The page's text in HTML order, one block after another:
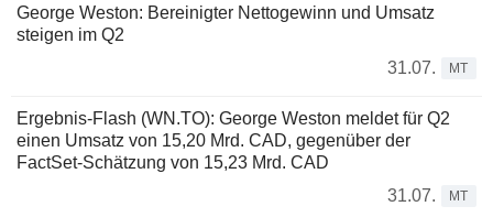
George Weston: Bereinigter Nettogewinn und Umsatz
steigen im Q2
31.07.
MT
Ergebnis-Flash (WN.TO): George Weston meldet für Q2
einen Umsatz von 15,20 Mrd. CAD, gegenüber der
FactSet-Schätzung von 15,23 Mrd. CAD
31.07.
MT